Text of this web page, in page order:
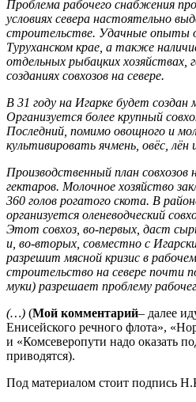
Проблема рабочего снабжения
условиях севера настоятельно
строительстве. Удачные опыты
Туруханском крае, а также
отдельных рыбацких хозяйствах,
созданиях совхозов на севере.
В 31 году на Игарке будет создан
Организуется более крупный
Последний, помимо овощного и
культивировать ячмень, овёс, лён
Производственный план совхозов
гектаров. Молочное хозяйство
360 голов рогатого скота. В
организуется оленеводческий
Этот совхоз, во-первых, даст
и, во-вторых, совместно с
разрешит мясной кризис в
строительство на севере почти
муки) разрешает проблему
(…) (Мой комментарий– далее
Енисейского речного флота»,
и «Комсеверопути надо оказать
приводятся).
Под материалом стоит подпись